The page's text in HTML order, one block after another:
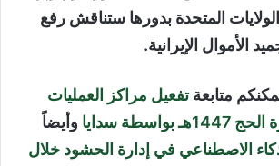
المتحدة بدورها ستناقش رفع
الأموال الإيرانية.
متابعةتفعيل مراكز العمليات
سدايا
وأيضاً
الاصطناعي في إدارة الحشود خلال